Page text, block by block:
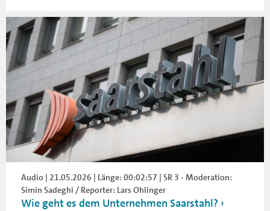
Audio | 21.05.2026 | Länge: 00:02:57 | SR 3 - Moderation:
Simin Sadeghi / Reporter: Lars Ohlinger
Wie geht es dem Unternehmen Saarstahl?